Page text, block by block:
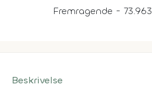
Fremragende -
Beskrivelse